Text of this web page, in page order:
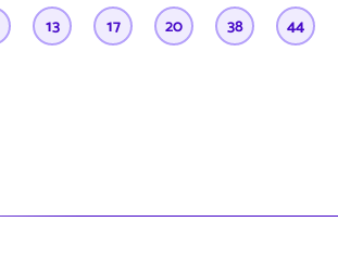
13 17 20 38 44